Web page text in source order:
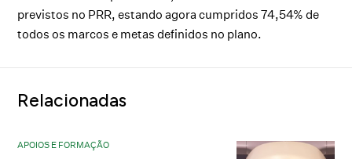
previstos no PRR, estando agora cumpridos 74,54% de
todos os marcos e metas definidos no plano.
Relacionadas
APOIOS E FORMAÇÃO